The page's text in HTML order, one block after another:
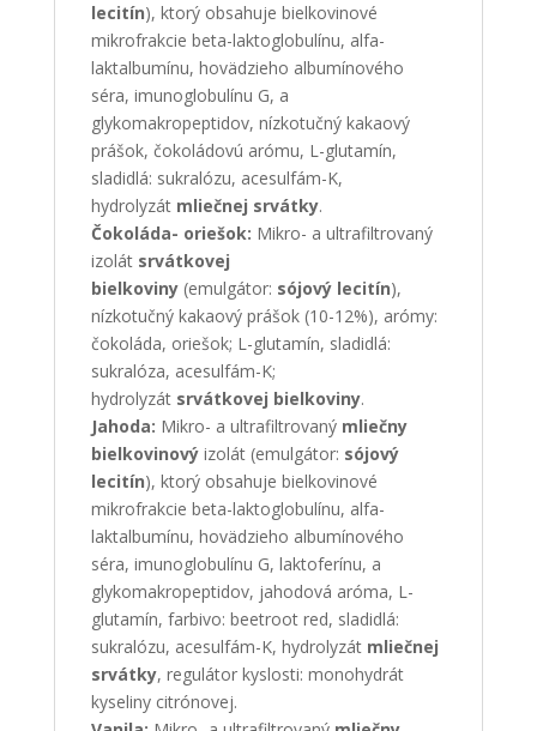
lecitín), ktorý obsahuje bielkovinové
mikrofrakcie beta-laktoglobulínu, alfa-
laktalbumínu, hovädzieho albumínového
séra, imunoglobulínu G, a
glykomakropeptidov, nízkotučný kakaový
prášok, čokoládovú arómu, L-glutamín,
sladidlá: sukralózu, acesulfám-K,
hydrolyzát mliečnej srvátky.
Čokoláda- oriešok: Mikro- a ultrafiltrovaný
izolát srvátkovej
bielkoviny (emulgátor: sójový lecitín),
nízkotučný kakaový prášok (10-12%), arómy:
čokoláda, oriešok; L-glutamín, sladidlá:
sukralóza, acesulfám-K;
hydrolyzát srvátkovej bielkoviny.
Jahoda: Mikro- a ultrafiltrovaný mliečny
bielkovinovýizolát (emulgátor: sójový
lecitín), ktorý obsahuje bielkovinové
mikrofrakcie beta-laktoglobulínu, alfa-
laktalbumínu, hovädzieho albumínového
séra, imunoglobulínu G, laktoferínu, a
glykomakropeptidov, jahodová aróma, L-
glutamín, farbivo: beetroot red, sladidlá:
sukralózu, acesulfám-K, hydrolyzát mliečnej
srvátky, regulátor kyslosti: monohydrát
kyseliny citrónovej.